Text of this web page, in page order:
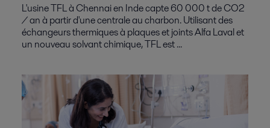
L'usine TFL à Chennai en Inde capte 60 000 t de CO2
/ an à partir d'une centrale au charbon. Utilisant des
échangeurs thermiques à plaques et joints Alfa Laval et
un nouveau solvant chimique, TFL est ...